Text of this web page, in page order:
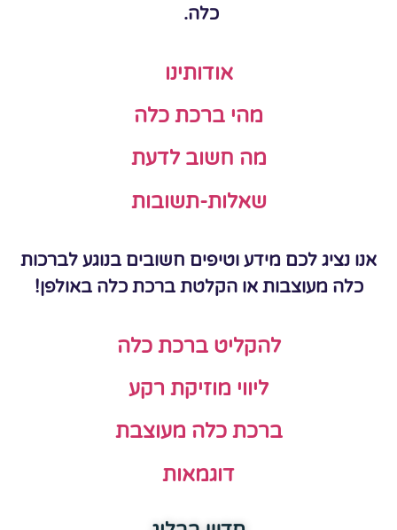
כלה.
אודותינו
מהי ברכת כלה
מה חשוב לדעת
שאלות-תשובות
אנו נציג לכם מידע וטיפים חשובים בנוגע לברכות
כלה מעוצבות או הקלטת ברכת כלה באולפן!
להקליט ברכת כלה
ליווי מוזיקת רקע
ברכת כלה מעוצבת
דוגמאות